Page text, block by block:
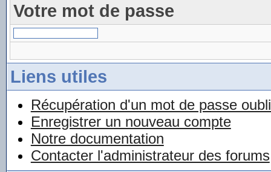
Votre mot de passe
Liens utiles
Récupération d'un mot de passe
Enregistrer un nouveau compte
Notre documentation
Contacter l'administrateur des forums